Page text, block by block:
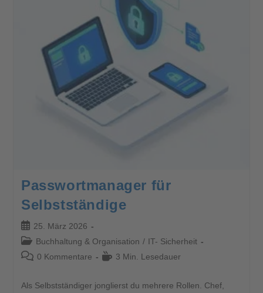
Passwortmanager für
Selbstständige
25. März 2026
Buchhaltung & Organisation / IT- Sicherheit
0 Kommentare
3 Min. Lesedauer
Als Selbstständiger jonglierst du mehrere Rollen. Chef,